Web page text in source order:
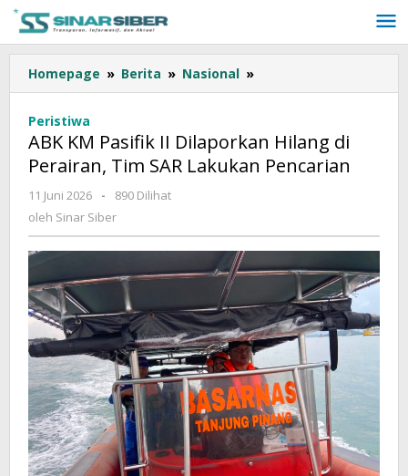
Lewati
konten
Homepage » Berita » Nasional »
KM
Dilaporkan
Hilang
Lakukan
Pencarian
Peristiwa
ABK KM Pasifik II Dilaporkan Hilang di
Perairan, Tim SAR Lakukan Pencarian
11 Juni 2026
oleh
Sinar
-
890 Dilihat
oleh Sinar Siber